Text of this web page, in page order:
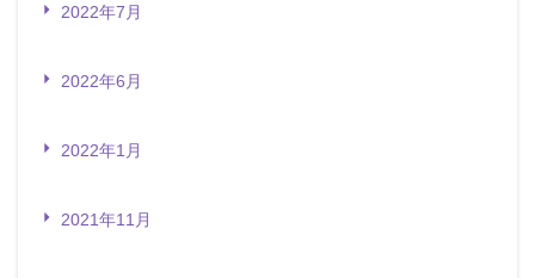
2022年7月
2022年6月
2022年1月
2021年11月